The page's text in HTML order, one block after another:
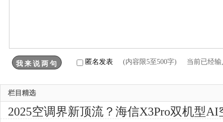
匿名发表 (内容限5至500字) 当前已经
栏目精选
2025空调界新顶流？海信X3Pro双机型